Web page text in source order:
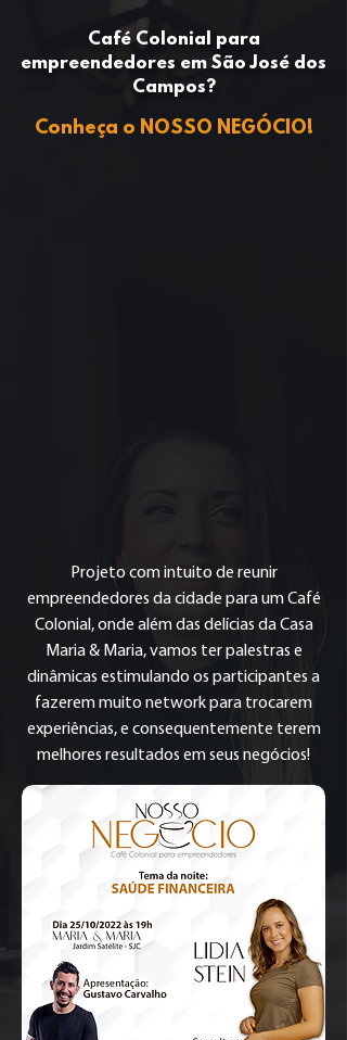
Café Colonial para
empreendedores em São José dos
Campos?
Conheça o NOSSO NEGÓCIO!
Projeto com intuito de reunir
empreendedores da cidade para um Café
Colonial, onde além das delícias da Casa
Maria & Maria, vamos ter palestras e
dinâmicas estimulando os participantes a
fazerem muito network para trocarem
experiências, e consequentemente terem
melhores resultados em seus negócios!